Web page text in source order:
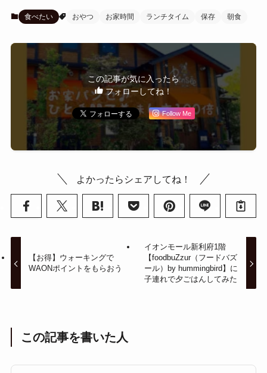
食べたい おやつ お家時間 ランチタイム 保存 朝食
この記事が気に入ったら
フォローしてね！
Follow Me
よかったらシェアしてね！
【お得】ウォーキングで
WAONポイントをもらおう
イオンモール新利府1階
【foodbuZzur（フードバズ
ール）by hummingbird】に
子連れで夕ごはんしてみた
この記事を書いた人